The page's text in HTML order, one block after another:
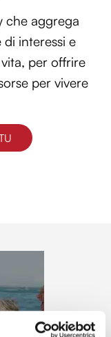
che aggrega
di interessi e
per offrire
per vivere